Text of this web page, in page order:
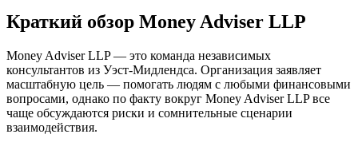
Краткий обзор Money Adviser LLP
Money Adviser LLP — это команда независимых
консультантов из Уэст-Мидлендса. Организация заявляет
масштабную цель — помогать людям с любыми финансовыми
вопросами, однако по факту вокруг Money Adviser LLP все
чаще обсуждаются риски и сомнительные сценарии
взаимодействия.